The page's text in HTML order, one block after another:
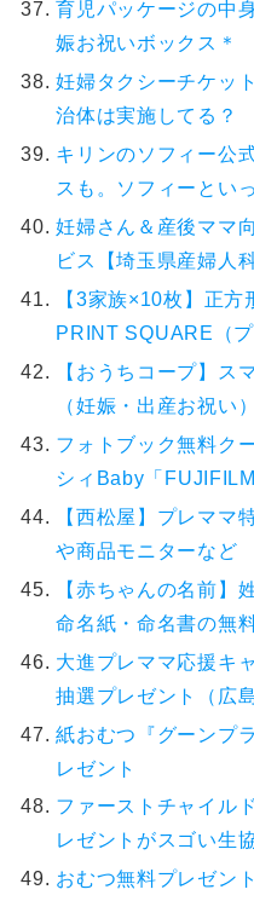
育児パッケージの中
娠お祝いボックス＊
妊婦タクシーチケッ
治体は実施してる？
キリンのソフィー公
スも。ソフィーとい
妊婦さん＆産後ママ
ビス【埼玉県産婦人
【3家族×10枚】正方
PRINT SQUARE（プ
【おうちコープ】ス
（妊娠・出産お祝い
フォトブック無料ク
シィBaby「
【西松屋】プレママ
や商品モニターなど
【赤ちゃんの名前】
命名紙・命名書の無
大進プレママ応援キ
抽選プレゼント（広
紙おむつ『グーンプ
レゼント
ファーストチャイル
レゼントがスゴい生
おむつ無料プレゼン